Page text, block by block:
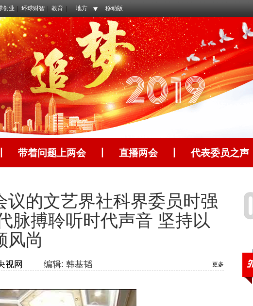
创业 环球财智 教育 地方 移动版
带着问题上两会丨 直播两会丨代表委员之声
议的文艺界社科界委员时强
脉搏聆听时代声音 坚持以
风尚
视网 编辑: 韩基韬 更多